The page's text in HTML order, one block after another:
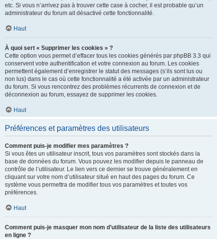
etc. Si vous n’arrivez pas à trouver cette case à cocher, il est probable qu’un
administrateur du forum ait désactivé cette fonctionnalité.
Haut
À quoi sert « Supprimer les cookies » ?
Cette option vous permet d’effacer tous les cookies générés par phpBB 3.3 qui
conservent votre authentification et votre connexion au forum. Les cookies
permettent également d’enregistrer le statut des messages (s’ils sont lus ou
non lus) dans le cas où cette fonctionnalité a été activée par un administrateur
du forum. Si vous rencontrez des problèmes récurrents de connexion et de
déconnexion au forum, essayez de supprimer les cookies.
Haut
Préférences et paramètres des utilisateurs
Comment puis-je modifier mes paramètres ?
Si vous êtes un utilisateur inscrit, tous vos paramètres sont stockés dans la
base de données du forum. Vous pouvez les modifier depuis le panneau de
contrôle de l’utilisateur. Le lien vers ce dernier se trouve généralement en
cliquant sur votre nom d’utilisateur situé en haut des pages du forum. Ce
système vous permettra de modifier tous vos paramètres et toutes vos
préférences.
Haut
Comment puis-je masquer mon nom d’utilisateur de la liste des utilisateurs
en ligne ?